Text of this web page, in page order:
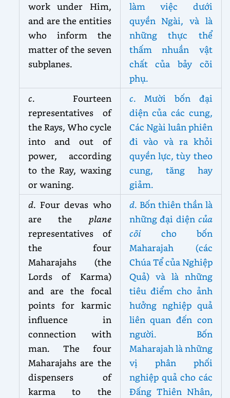
work under Him,
and are the entities
who inform the
matter of the seven
subplanes.
làm việc dưới
quyền Ngài, và là
những thực thể
thấm nhuần vật
chất của bảy cõi
phụ.
c. Fourteen
representatives of
the Rays, Who cycle
into and out of
power, according
to the Ray, waxing
or waning.
c. Mười bốn đại
diện của các cung,
Các Ngài luân phiên
đi vào và ra khỏi
quyền lực, tùy theo
cung, tăng hay
giảm.
d. Four devas who
are the plane
representatives of
the four
Maharajahs (the
Lords of Karma)
and are the focal
points for karmic
influence in
connection with
man. The four
Maharajahs are the
dispensers of
karma to the
d. Bốn thiên thần là
những đại diện của
cõicho bốn
Maharajah (các
Chúa Tể của Nghiệp
Quả) và là những
tiêu điểm cho ảnh
hưởng nghiệp quả
liên quan đến con
người. Bốn
Maharajah là những
vị phân phối
nghiệp quả cho các
Đấng Thiên Nhân,